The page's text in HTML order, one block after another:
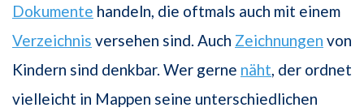
Dokumente handeln, die oftmals auch mit einem
Verzeichnis versehen sind. Auch Zeichnungen von
Kindern sind denkbar. Wer gerne näht , der ordnet
vielleicht in Mappen seine unterschiedlichen